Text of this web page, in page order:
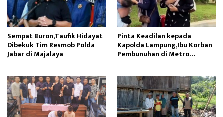
Sempat Buron,Taufik Hidayat
Dibekuk Tim Resmob Polda
Jabar di Majalaya
Pinta Keadilan kepada
Kapolda Lampung,Ibu Korban
Pembunuhan di Metro